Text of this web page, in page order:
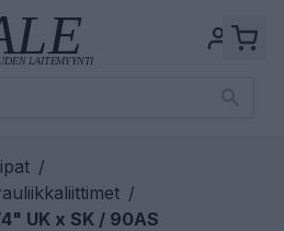
/
/
4" UK x SK / 90AS